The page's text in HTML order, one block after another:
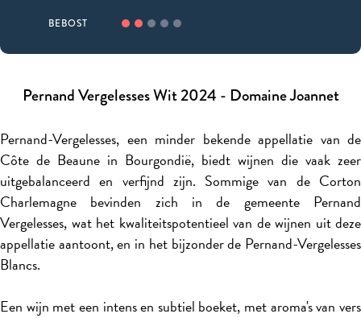
BEBOST
Pernand Vergelesses Wit 2024 - Domaine Joannet
Pernand-Vergelesses, een minder bekende appellatie van de
Côte de Beaune in Bourgondië, biedt wijnen die vaak zeer
uitgebalanceerd en verfijnd zijn. Sommige van de Corton
Charlemagne bevinden zich in de gemeente Pernand
Vergelesses, wat het kwaliteitspotentieel van de wijnen uit deze
appellatie aantoont, en in het bijzonder de Pernand-Vergelesses
Blancs.
Een wijn met een intens en subtiel boeket, met aroma's van vers